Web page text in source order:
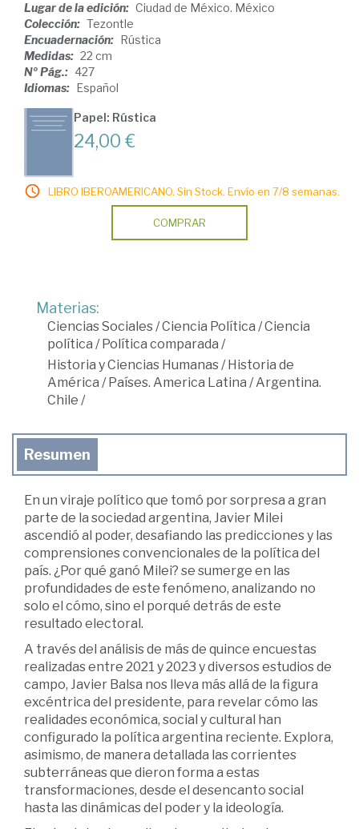
Lugar de la edición: Ciudad de México. México
Colección: Tezontle
Encuadernación: Rústica
Medidas: 22 cm
Nº Pág.: 427
Idiomas: Español
Papel: Rústica
24,00 €
LIBRO IBEROAMERICANO. Sin Stock. Envío en 7/8 semanas.
COMPRAR
Materias:
Ciencias Sociales/Ciencia Política /Ciencia
política / Política comparada /
Historia y Ciencias Humanas/ Historia de
América / Países. America Latina /Argentina.
Chile /
Resumen
En un viraje político que tomó por sorpresa a gran
parte de la sociedad argentina, Javier Milei
ascendió al poder, desafiando las predicciones y las
comprensiones convencionales de la política del
país. ¿Por qué ganó Milei? se sumerge en las
profundidades de este fenómeno, analizando no
solo el cómo, sino el porqué detrás de este
resultado electoral.
A través del análisis de más de quince encuestas
realizadas entre 2021 y 2023 y diversos estudios de
campo, Javier Balsa nos lleva más allá de la figura
excéntrica del presidente, para revelar cómo las
realidades económica, social y cultural han
configurado la política argentina reciente. Explora,
asimismo, de manera detallada las corrientes
subterráneas que dieron forma a estas
transformaciones, desde el desencanto social
hasta las dinámicas del poder y la ideología.